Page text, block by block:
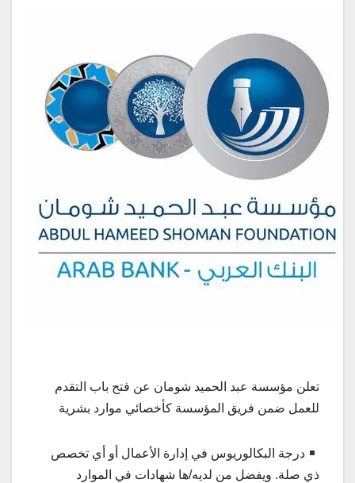
تعلن مؤسسة عبد الحميد شومان عن فتح باب التقدم
للعمل ضمن فريق المؤسسة كأخصائي موارد بشرية
درجة البكالوريوس في إدارة الأعمال أو أي تخصص
ذي صلة. ويفضل من لديه/ها شهادات في الموارد